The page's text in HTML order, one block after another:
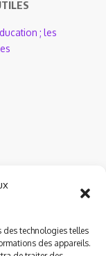
des technologies telles
des appareils.
; les